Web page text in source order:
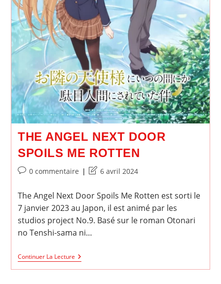
THE ANGEL NEXT DOOR
SPOILS ME ROTTEN
Commentaires
la
publication :
0 commentaire
Dernière
la
publication :
6 avril 2024
The Angel Next Door Spoils Me Rotten est sorti le
7 janvier 2023 au Japon, il est animé par les
studios project No.9. Basé sur le roman Otonari
no Tenshi-sama ni…
Continuer La LectureThe
Angel
Next